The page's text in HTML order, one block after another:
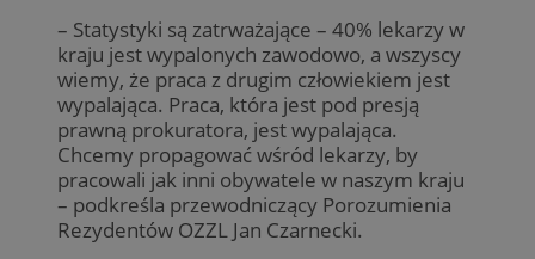
– Statystyki są zatrważające – 40% lekarzy w
kraju jest wypalonych zawodowo, a wszyscy
wiemy, że praca z drugim człowiekiem jest
wypalająca. Praca, która jest pod presją
prawną prokuratora, jest wypalająca.
Chcemy propagować wśród lekarzy, by
pracowali jak inni obywatele w naszym kraju
– podkreśla przewodniczący Porozumienia
Rezydentów OZZL Jan Czarnecki.